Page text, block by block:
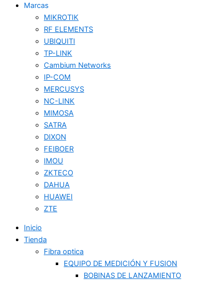
Marcas
MIKROTIK
RF ELEMENTS
UBIQUITI
TP-LINK
Cambium Networks
IP-COM
MERCUSYS
NC-LINK
MIMOSA
SATRA
DIXON
FEIBOER
IMOU
ZKTECO
DAHUA
HUAWEI
ZTE
Inicio
Tienda
Fibra optica
EQUIPO DE MEDICIÓN Y FUSION
BOBINAS DE LANZAMIENTO